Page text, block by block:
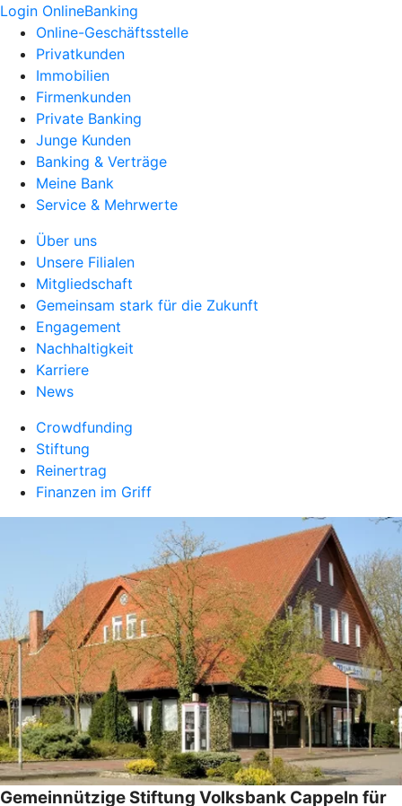
Login OnlineBanking
Online-Geschäftsstelle
Privatkunden
Immobilien
Firmenkunden
Private Banking
Junge Kunden
Banking & Verträge
Meine Bank
Service & Mehrwerte
Über uns
Unsere Filialen
Mitgliedschaft
Gemeinsam stark für die Zukunft
Engagement
Nachhaltigkeit
Karriere
News
Crowdfunding
Stiftung
Reinertrag
Finanzen im Griff
Gemeinnützige Stiftung Volksbank Cappeln für